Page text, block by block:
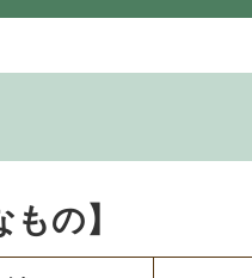
もの】